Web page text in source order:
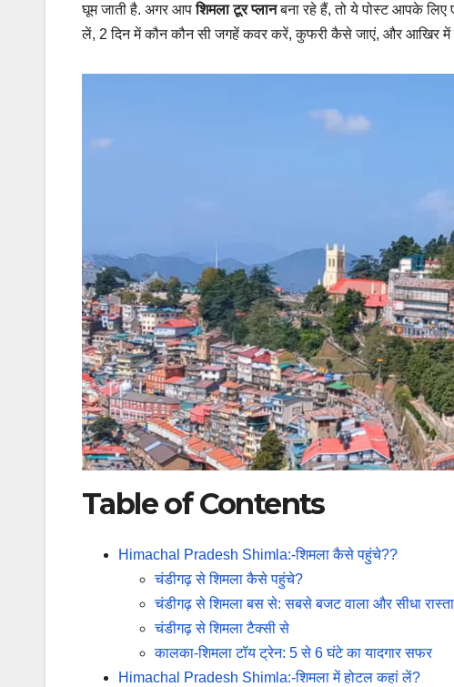
घूम जाती है. अगर आपशिमला टूर प्लानबना रहे हैं, तो ये पोस्ट आपके
लें, 2 दिन में कौन कौन सी जगहें कवर करें, कुफरी कैसे जाएं, और आखिर
Table of Contents
Himachal Pradesh Shimla:-शिमला कैसे पहुंचे??
चंडीगढ़ से शिमला कैसे पहुंचे?
चंडीगढ़ से शिमला बस से: सबसे बजट वाला और सीधा रास्ता
चंडीगढ़ से शिमला टैक्सी से
कालका-शिमला टॉय ट्रेन: 5 से 6 घंटे का यादगार सफर
Himachal Pradesh Shimla:-शिमला में होटल कहां लें?